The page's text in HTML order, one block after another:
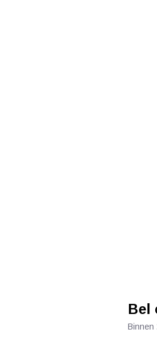
Bel
Binnen